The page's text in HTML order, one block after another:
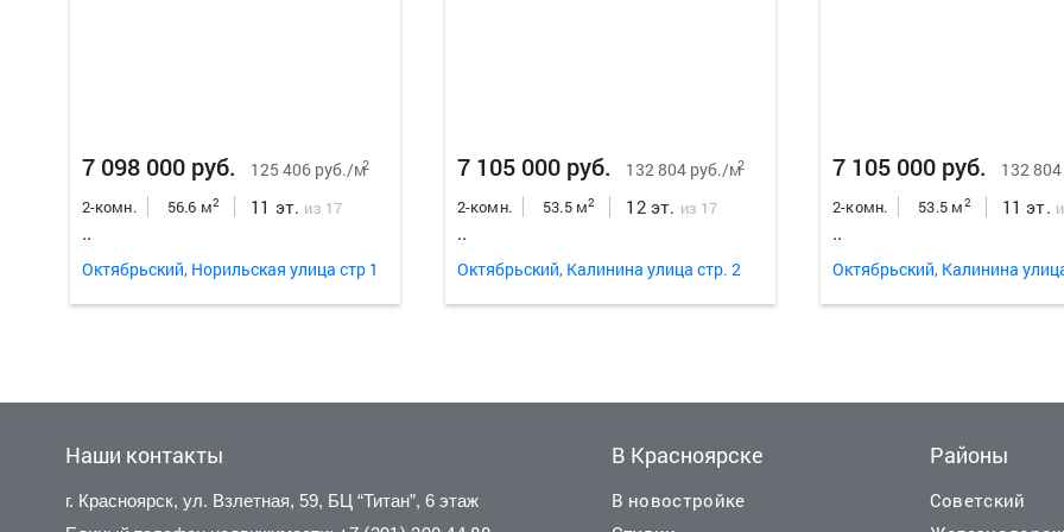
7 098 000 руб. 125 406 руб./м2
2-комн. 56.6 м2 11 эт. из 17
..
Октябрьский, Норильская улица стр 1
7 105 000 руб. 132 804 руб./м2
2-комн. 53.5 м2 12 эт. из 17
..
Октябрьский, Калинина улица стр. 2
7 105 000 руб. 132
2-комн. 53.5 м2 11 эт.
..
Октябрьский, Калинина
Наши контакты
г. Красноярск, ул. Взлетная, 59, БЦ “Титан”, 6 этаж
В Красноярске
В новостройке
Районы
Советский